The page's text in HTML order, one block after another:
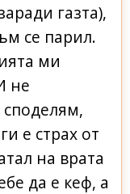
газта),
се парил.
ми
не
е страх от
на врата
да е кеф, а